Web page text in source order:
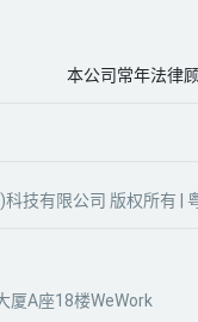
本公司常年法律
技有限公司 版权所有 |
厦A座18楼WeWork